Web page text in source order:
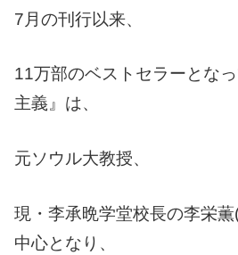
7月の刊行以来、
11万部のベストセラーとな
主義』は、
元ソウル大教授、
現・李承晩学堂校長の李栄
中心となり、